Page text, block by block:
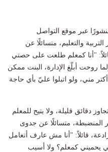
عبر موقع التواصل
والتعليم، متسائلًا عن
"أنا كمعلم طلعت على حصتي
روحت أبلّغ الإدارة، البنت ممكن
مني، ولو اتبلوا عليّ بأي حاجة
دقائق قليلة، ولا يتيح للمعلم
المنضبطة، متسائلًا عن جدوى
قائلاً: "أنا مش عارف أتعامل
يحميني كمعلم؟ ولا أسيب